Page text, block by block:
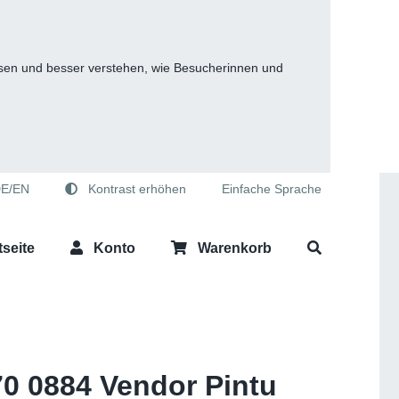
und besser verstehen, wie Besucherinnen und
EN Kontrast erhöhen Einfache Sprache
Konto Warenkorb
0884 Vendor Pintu